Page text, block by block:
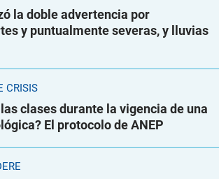
la doble advertencia por
y puntualmente severas, y lluvias
CRISIS
clases durante la vigencia de una
El protocolo de ANEP